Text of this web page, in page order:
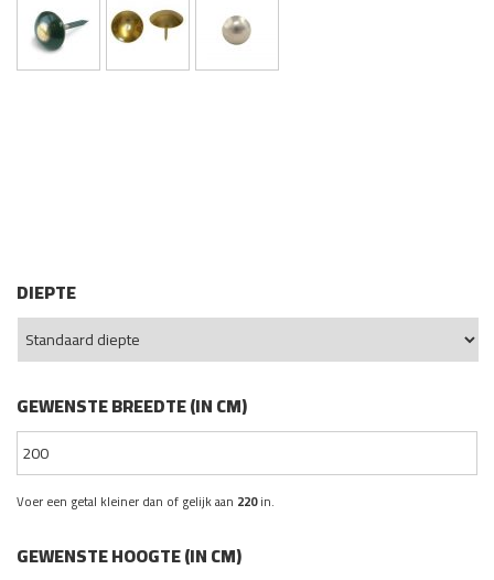
DIEPTE
GEWENSTE BREEDTE (IN CM)
Voer een getal kleiner dan of gelijk aan 220in.
GEWENSTE HOOGTE (IN CM)